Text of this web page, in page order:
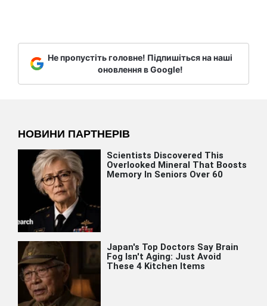
Не пропустіть головне! Підпишіться на наші
оновлення в Google!